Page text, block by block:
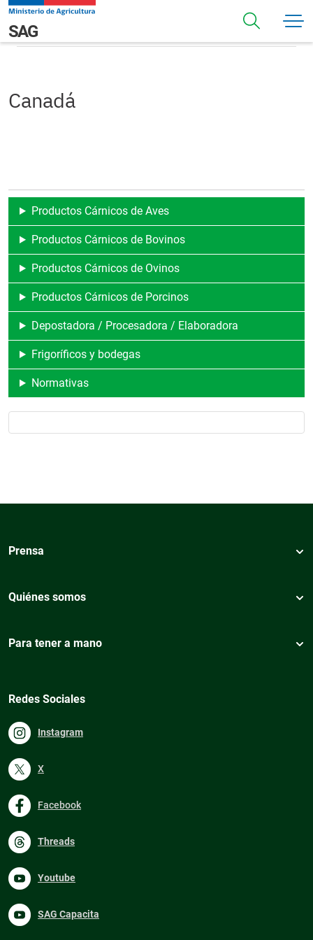
Pasar al contenido principal
Navegación principal
SAGCanadá
Canadá
Productos Cárnicos de Aves
Productos Cárnicos de Bovinos
Productos Cárnicos de Ovinos
Productos Cárnicos de Porcinos
Depostadora / Procesadora / Elaboradora
Frigoríficos y bodegas
Normativas
Prensa
Quiénes somos
Para tener a mano
Redes Sociales
Instagram
X
Facebook
Threads
Youtube
SAG Capacita